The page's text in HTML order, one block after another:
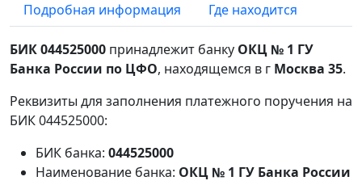
Подробная информация
Где находится
БИК 044525000 принадлежит банку ОКЦ № 1 ГУ
Банка России по ЦФО, находящемся в г Москва 35.
Реквизиты для заполнения платежного поручения на
БИК 044525000:
БИК банка: 044525000
Наименование банка: ОКЦ № 1 ГУ Банка России